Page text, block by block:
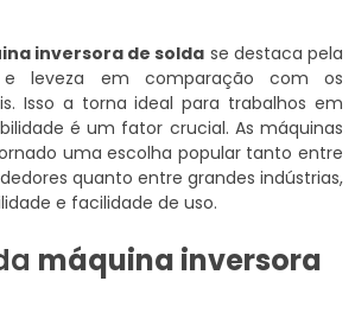
inversora de solda se destaca pela
e leveza em comparação com os
Isso a torna ideal para trabalhos em
é um fator crucial. As máquinas
uma escolha popular tanto entre
quanto entre grandes indústrias,
e facilidade de uso.
máquina inversora